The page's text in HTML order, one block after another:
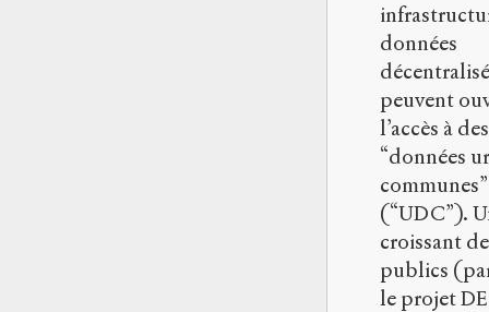
données
peuvent
l’accès à des
“données
communes”
(“UDC”).
croissant
publics
le projet